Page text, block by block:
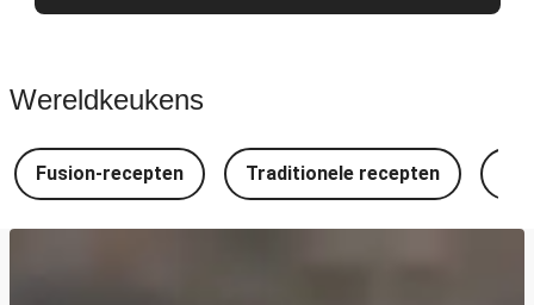
Wereldkeukens
Fusion-recepten Traditionele recepten